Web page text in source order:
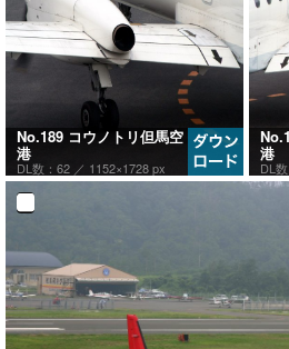
No.189 コウノトリ但馬空
港
DL数：62 ／ 1152×1728 px
港
DL